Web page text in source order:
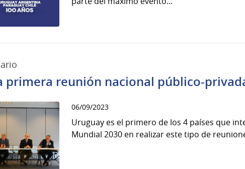
primera reunión nacional público-
06/09/2023
Uruguay es el primero de los 4 países que
Mundial 2030 en realizar este tipo de